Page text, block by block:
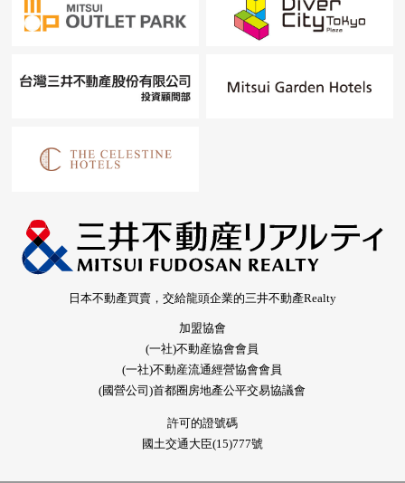
日本不動產買賣，交給龍頭企業的三井不動產Realty
加盟協會
(一社)不動産協會會員
(一社)不動産流通經營協會會員
(國營公司)首都圈房地產公平交易協議會
許可的證號碼
國土交通大臣(15)777號